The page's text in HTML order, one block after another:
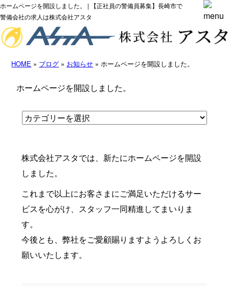
ホームページを開設しました。 | 【正社員の警備員募集】長崎市で
警備会社の求人は株式会社アスタ
HOME » ブログ » お知らせ » ホームページを開設しました。
ホームページを開設しました。
株式会社アスタでは、新たにホームページを開設
しました。
これまで以上にお客さまにご満足いただけるサー
ビスを心がけ、スタッフ一同精進してまいりま
す。
今後とも、弊社をご愛顧賜りますようよろしくお
願いいたします。